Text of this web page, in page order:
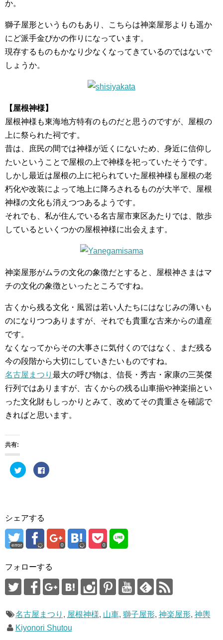
か。
獅子屋形というものもあり、こちらは神楽屋形よりも遥か
にど派手金ぴかの作りになっています。
現存するものもかなり少なくなってきているのではないで
しょうか。
【屋根神様】
屋根神様も東海地方特有のものだと思うのですが、屋根の
上に祭られた祠です。
昔は、庶民の間では神様が近くにないため、身近に信仰し
たいということで屋根の上で神様を祀っていたそうです。
しかし最近は屋根の上に祀られていた屋根神様も屋根の老
朽化や改装によって地上に降ろされるものが大半で、屋根
神様の文化も消えつつあるようです。
それでも、私が住んでいる名古屋市東区あたりでは、散歩
しているといくつかの屋根神様に出会えます。
神楽屋形がムラの文化の象徴だとすると、屋根神さまはマ
チの文化の象徴といったところですね。
古くから残る文化・風習は若い人たちにはなじみの薄いも
のになりつつありますが、それでも貴重な古来からの遺産
です。
なくなってからその大事さに気付くのではなく、まだ残る
今の段階から大切にしていきたいものですね。
名古屋まつり 最大の呼び物は、信長・秀吉・家康の三英傑
行列ではありますが、古くからの残る山車揃や神楽揃とい
った文化財もしっかりとみて、改めてその貴重さを確認で
きればと思います。
共有:
ク
リ
i
t
t
で
(
新
い
ィ
ウ
で
き
F
a
有
す
る
に
リ
ッ
し
て
く
い
(
新
し
シェアする
error 0 0
フォローする
名古屋まつり , 屋根神様, 山車, 獅子屋形, 神楽屋形, 神輿
Kiyonori Shutou